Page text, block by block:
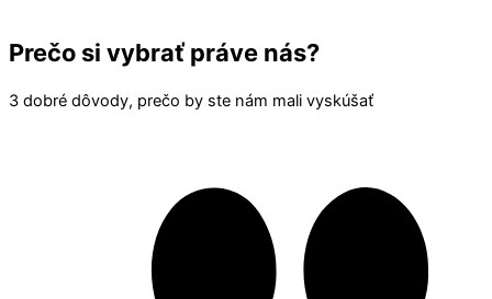
Prečo si vybrať práve nás?
3 dobré dôvody, prečo by ste nám mali vyskúšať